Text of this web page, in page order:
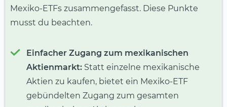
Mexiko-ETFs zusammengefasst. Diese Punkte
musst du beachten.
Einfacher Zugang zum mexikanischen
Aktienmarkt: Statt einzelne mexikanische
Aktien zu kaufen, bietet ein Mexiko-ETF
gebündelten Zugang zum gesamten